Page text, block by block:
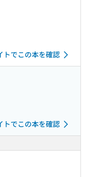
トでこの本を確認
トでこの本を確認